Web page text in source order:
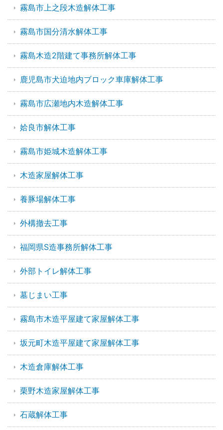
霧島市上之段木造解体工事
霧島市国分清水解体工事
霧島木造2階建て事務所解体工事
鹿児島市犬迫地内ブロック車庫解体工事
霧島市広瀬地内木造解体工事
姶良市解体工事
霧島市姫城木造解体工事
木造家屋解体工事
養豚場解体工事
外構撤去工事
福岡県S造事務所解体工事
外部トイレ解体工事
墓じまい工事
霧島市木造平屋建て家屋解体工事
坂元町木造平屋建て家屋解体工事
木造倉庫解体工事
栗野木造家屋解体工事
石蔵解体工事